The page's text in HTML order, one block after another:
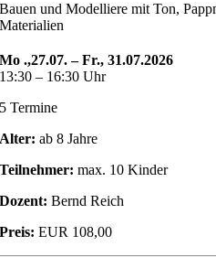
Bauen und Modelliere mit Ton,
Materialien
Mo .,27.07. – Fr., 31.07.2026
13:30 – 16:30 Uhr
5 Termine
Alter: ab 8 Jahre
Teilnehmer: max. 10 Kinder
Dozent: Bernd Reich
Preis: EUR 108,00